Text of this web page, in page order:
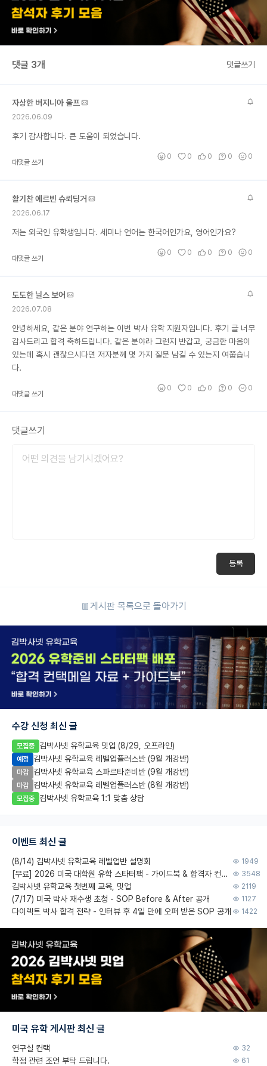
댓글 3개 댓글쓰기
자상한 버지니아 울프
2026.06.09
후기 감사합니다. 큰 도움이 되었습니다.
대댓글 쓰기
0 0 0 0 0
활기찬 에르빈 슈뢰딩거
2026.06.17
저는 외국인 유학생입니다. 세미나 언어는 한국어인가요, 영어인가요?
대댓글 쓰기
0 0 0 0 0
도도한 닐스 보어
2026.07.08
안녕하세요, 같은 분야 연구하는 이번 박사 유학 지원자입니다. 후기 글 너무
감사드리고 합격 축하드립니다. 같은 분야라 그런지 반갑고, 궁금한 마음이
있는데 혹시 괜찮으시다면 저자분께 몇 가지 질문 남길 수 있는지 여쭙습니
다.
대댓글 쓰기
0 0 0 0 0
댓글쓰기
등록
게시판 목록으로 돌아가기
수강 신청 최신 글
모집중 김박사넷 유학교육 밋업 (8/29, 오프라인)
예정 김박사넷 유학교육 레벨업플러스반 (9월 개강반)
마감 김박사넷 유학교육 스파르타준비반 (9월 개강반)
마감 김박사넷 유학교육 레벨업플러스반 (8월 개강반)
모집중 김박사넷 유학교육 1:1 맞춤 상담
이벤트 최신 글
(8/14) 김박사넷 유학교육 레벨업반 설명회 1949
[무료] 2026 미국 대학원 유학 스타터팩 - 가이드북 & 합격자 컨택메일 템플릿 3548
김박사넷 유학교육 첫번째 교육, 밋업 2119
(7/17) 미국 박사 재수생 초청 - SOP Before & After 공개 1127
다이렉트 박사 합격 전략 - 인터뷰 후 4일 만에 오퍼 받은 SOP 공개 1422
미국 유학 게시판 최신 글
연구실 컨택 32
학점 관련 조언 부탁 드립니다. 61